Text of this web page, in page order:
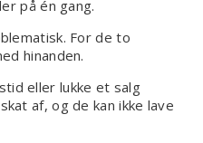
på én gang.
For de to
hinanden.
eller lukke et salg
af, og de kan ikke lave